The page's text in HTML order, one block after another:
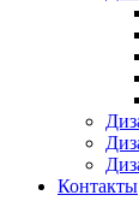
Контакты